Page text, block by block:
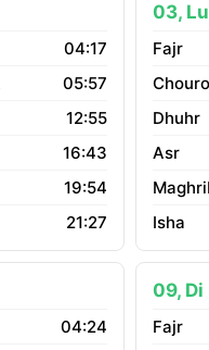
04:17
05:57
12:55
16:43
19:54
21:27
03, Lu
04:24
09, Di